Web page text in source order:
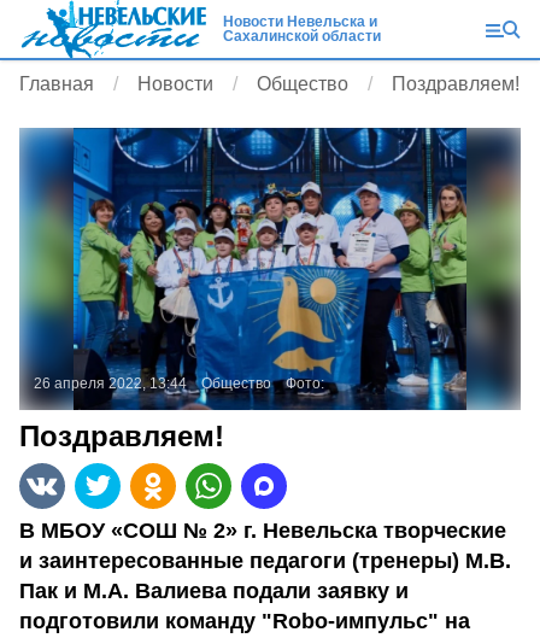
Новости Невельска и
Сахалинской области
Главная Новости Общество Поздравляем!
26 апреля 2022, 13:44 Общество Фото:
Поздравляем!
В МБОУ «СОШ № 2» г. Невельска творческие
и заинтересованные педагоги (тренеры) М.В.
Пак и М.А. Валиева подали заявку и
подготовили команду "Robo-импульс" на